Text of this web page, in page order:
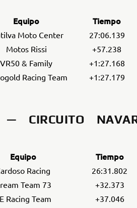
Equipo Tiempo
Moto Center
27:06.139
Motos Rissi
+57.238
VR50 & Family
+1:27.168
Racing Team +1:27.179
— CIRCUITO
Equipo Tiempo
Racing
26:31.802
Team 73
+32.373
Racing Team
+37.046